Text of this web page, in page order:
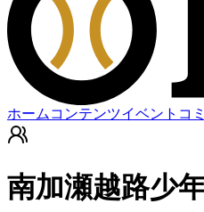
ホーム コンテンツイベント コ
南加瀬越路少